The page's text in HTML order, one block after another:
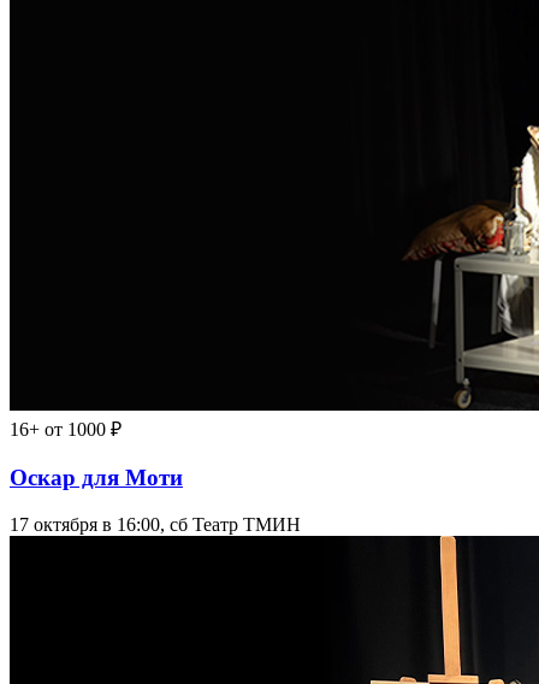
16+ от 1000 ₽
Оскар для Моти
17 октября в 16:00, сб Театр ТМИН